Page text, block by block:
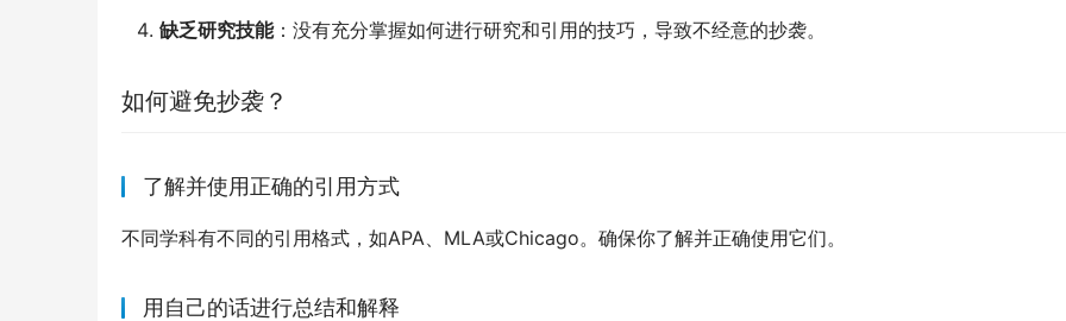
缺乏研究技能：没有充分掌握如何进行研究和引用的技巧，导致不经意的抄袭。
如何避免抄袭？
了解并使用正确的引用方式
不同学科有不同的引用格式，如APA、MLA或Chicago。确保你了解并正确使用它们。
用自己的话进行总结和解释